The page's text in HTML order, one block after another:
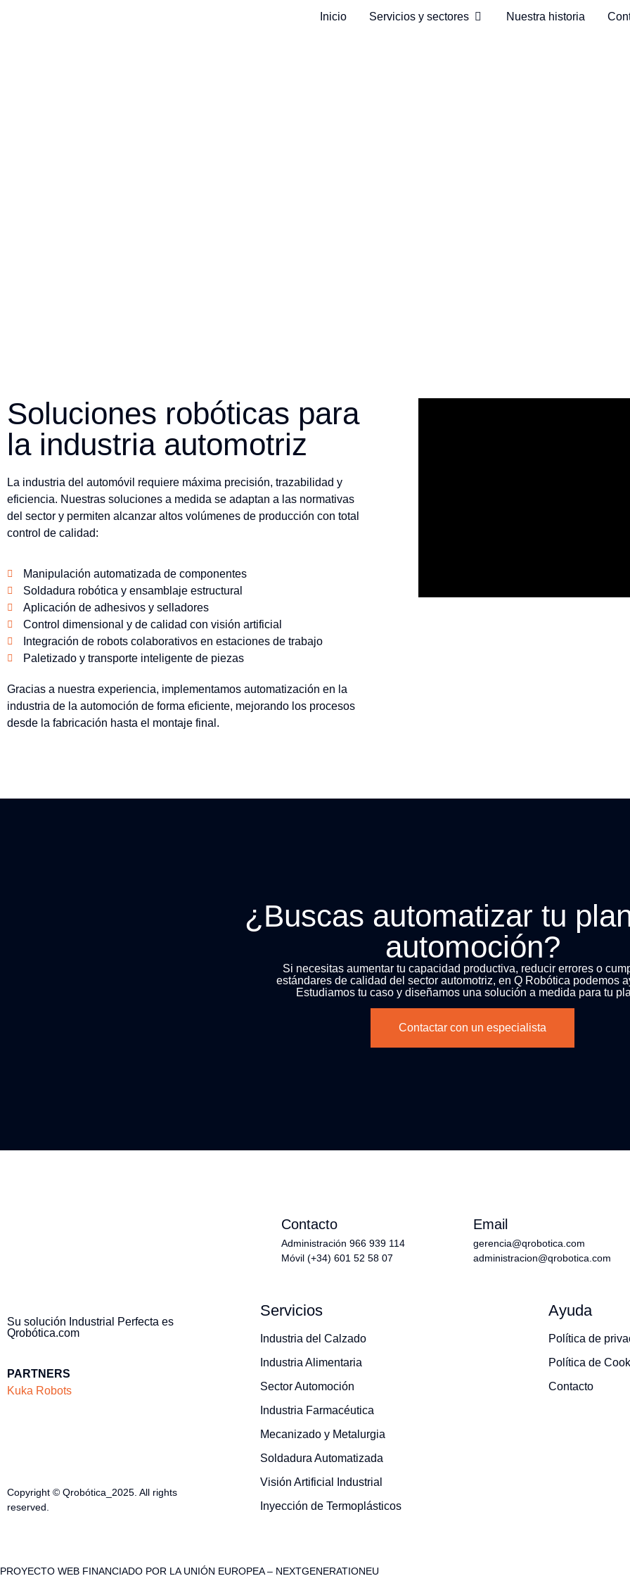
Inicio Servicios y sectores Nuestra historia
Soluciones robóticas para
la industria automotriz
La industria del automóvil requiere máxima precisión, trazabilidad y
eficiencia. Nuestras soluciones a medida se adaptan a las normativas
del sector y permiten alcanzar altos volúmenes de producción con total
control de calidad:
Manipulación automatizada de componentes
Soldadura robótica y ensamblaje estructural
Aplicación de adhesivos y selladores
Control dimensional y de calidad con visión artificial
Integración de robots colaborativos en estaciones de trabajo
Paletizado y transporte inteligente de piezas
Gracias a nuestra experiencia, implementamos automatización en la
industria de la automoción de forma eficiente, mejorando los procesos
desde la fabricación hasta el montaje final.
¿Buscas automatizar tu
automoción?
Si necesitas aumentar tu capacidad productiva, reducir errores o
estándares de calidad del sector automotriz, en Q Robótica podemos
Estudiamos tu caso y diseñamos una solución a medida para tu
Contactar con un especialista
Su solución Industrial Perfecta es
Qrobótica.com
PARTNERS
Kuka Robots
Copyright © Qrobótica_2025. All rights
reserved.
Contacto
Administración 966 939 114
Móvil (+34) 601 52 58 07
Email
gerencia@qrobotica.com
administracion@qrobotica.com
Servicios
Industria del Calzado
Industria Alimentaria
Sector Automoción
Industria Farmacéutica
Mecanizado y Metalurgia
Soldadura Automatizada
Visión Artificial Industrial
Inyección de Termoplásticos
Ayuda
Política de
Política de
Contacto
PROYECTO WEB FINANCIADO POR LA UNIÓN EUROPEA – NEXTGENERATIONEU